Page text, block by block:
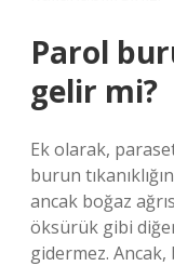
Parol
gelir mi?
Ek olarak,
burun
ancak boğaz
öksürük gibi diğer
gidermez.